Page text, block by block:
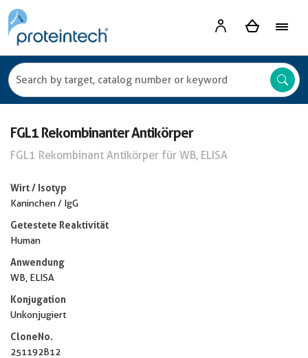
FGL1 Rekombinanter Antikörper
FGL1 Rekombinant Antikörper für WB, ELISA
Wirt / Isotyp
Kaninchen / IgG
Getestete Reaktivität
Human
Anwendung
WB, ELISA
Konjugation
Unkonjugiert
CloneNo.
251192B12